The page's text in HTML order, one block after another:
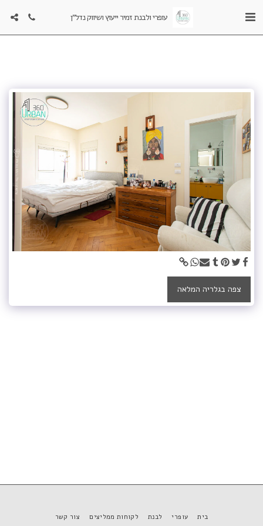
עופרי ולבנת זמיר ייעוץ ושיווק נדל"ן
צפה בגלריה המלאה
בית עופרי לבנת לקוחות ממליצים צור קשר